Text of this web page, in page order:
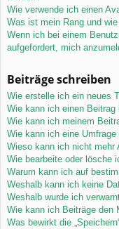
Wie verwende ich einen
Was ist mein Rang und
Wenn ich bei einem
aufgefordert, mich
Beiträge schreiben
Wie erstelle ich ein neues
Wie kann ich einen Beitrag
Wie kann ich meinem
Wie kann ich eine Umfrage
Wieso kann ich nicht mehr
Wie bearbeite oder lösche
Warum kann ich auf
Weshalb kann ich keine
Weshalb wurde ich
Wie kann ich Beiträge den
Was bewirkt die